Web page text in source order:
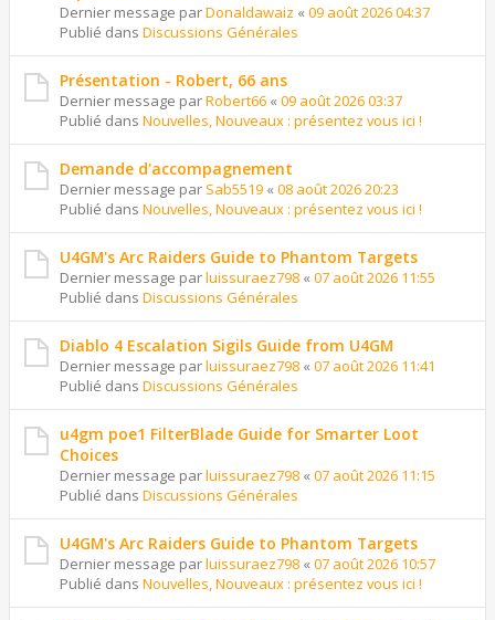
Dernier message parDonaldawaiz « 09 août 2026 04:37
Publié dans Discussions Générales
Présentation - Robert, 66 ans
Dernier message parRobert66 « 09 août 2026 03:37
Publié dans Nouvelles, Nouveaux : présentez vous ici !
Demande d'accompagnement
Dernier message par Sab5519 « 08 août 2026 20:23
Publié dans Nouvelles, Nouveaux : présentez vous ici !
U4GM's Arc Raiders Guide to Phantom Targets
Dernier message parluissuraez798 « 07 août 2026 11:55
Publié dans Discussions Générales
Diablo 4 Escalation Sigils Guide from U4GM
Dernier message parluissuraez798 « 07 août 2026 11:41
Publié dans Discussions Générales
u4gm poe1 FilterBlade Guide for Smarter Loot
Choices
Dernier message parluissuraez798 « 07 août 2026 11:15
Publié dans Discussions Générales
U4GM's Arc Raiders Guide to Phantom Targets
Dernier message parluissuraez798 « 07 août 2026 10:57
Publié dans Nouvelles, Nouveaux : présentez vous ici !